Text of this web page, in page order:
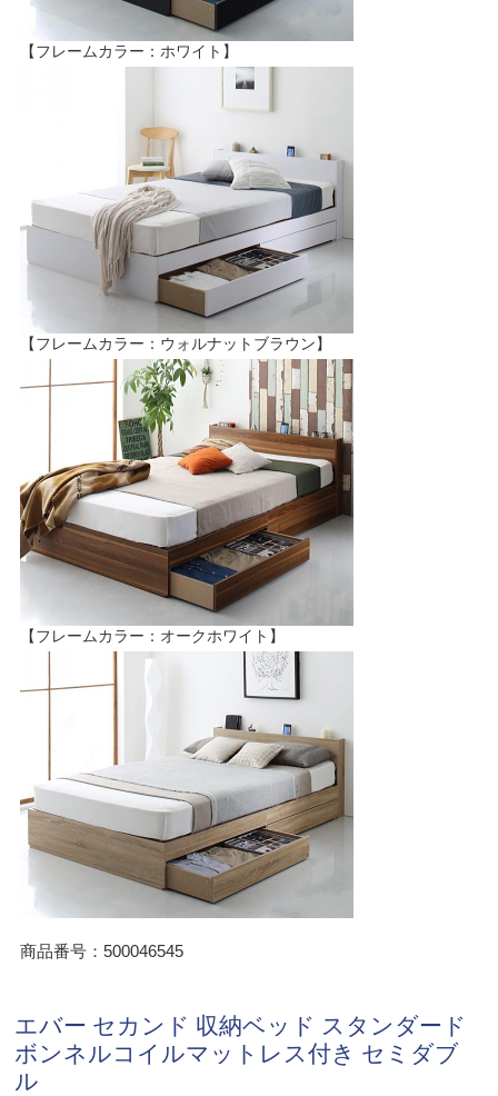
【フレームカラー：ホワイト】
【フレームカラー：ウォルナットブラウン】
【フレームカラー：オークホワイト】
商品番号：500046545
エバー セカンド 収納ベッド スタンダード
ボンネルコイルマットレス付き セミダブ
ル